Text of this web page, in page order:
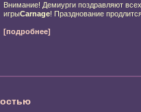
Внимание! Демиурги поздравляют
игрыCarnage! Празднование
[подробнее]